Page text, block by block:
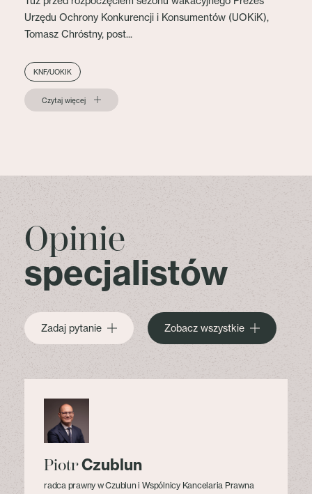
Urzędu Ochrony Konkurencji i Konsumentów (UOKiK),
Tomasz Chróstny, post...
KNF/UOKIK
Czytaj więcej
Opinie
specjalistów
Zadaj pytanie Zobacz wszystkie
PiotrCzublun
radca prawny w Czublun i Wspólnicy Kancelaria Prawna